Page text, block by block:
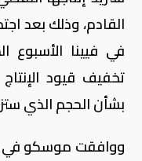
القادم، وذلك بعد
في فيينا الأسبوع
تخفيف قيود
بشأن الحجم الذي
ووافقت موسكو في